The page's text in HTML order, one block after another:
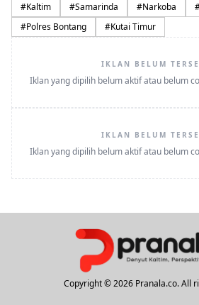
#Kaltim #Samarinda #Narkoba
#Polres Bontang #Kutai Timur
IKLAN BELUM
Iklan yang dipilih belum aktif atau belum
IKLAN BELUM
Iklan yang dipilih belum aktif atau belum
Copyright © 2026 Pranala.co. All